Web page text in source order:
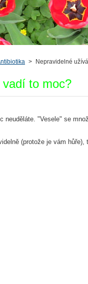
> Nepravidelné
vadí to moc?
"Vesele" se
(protože je vám hůře),